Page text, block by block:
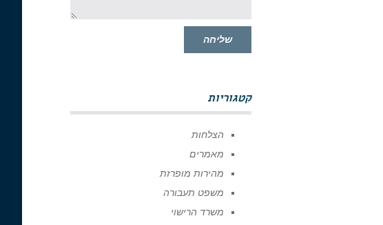
שליחה
קטגוריות
הצלחות
מאמרים
מהירות מופרזת
משפט תעבורה
משרד הרישוי